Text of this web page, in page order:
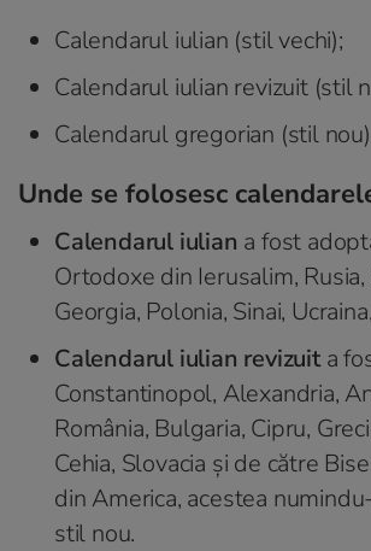
Calendarul iulian (stil vechi);
Calendarul iulian revizuit (stil
Calendarul gregorian (stil
Unde se folosesc
Calendarul iulian a fost
Ortodoxe din Ierusalim, Rusia,
Georgia, Polonia, Sinai,
Calendarul iulian revizuita
Constantinopol, Alexandria,
România, Bulgaria, Cipru,
Cehia, Slovacia și de către
din America, acestea
stil nou.